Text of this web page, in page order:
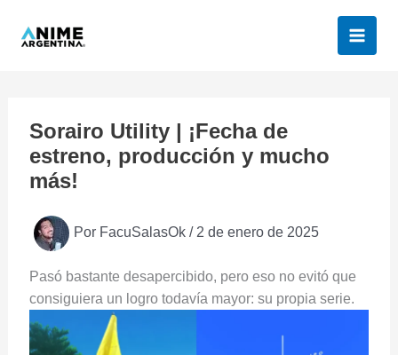
Sorairo Utility | ¡Fecha de
estreno, producción y mucho
más!
Por FacuSalasOk / 2 de enero de 2025
Pasó bastante desapercibido, pero eso no evitó que
consiguiera un logro todavía mayor: su propia serie.